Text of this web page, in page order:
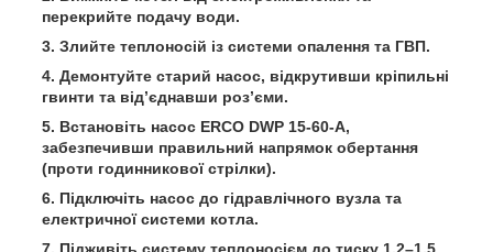
перекрийте подачу води.
Злийте теплоносій із системи опалення та ГВП.
Демонтуйте старий насос, відкрутивши кріпильні
гвинти та від’єднавши роз’єми.
Встановіть насос ERCO DWP 15-60-A,
забезпечивши правильний напрямок обертання
(проти годинникової стрілки).
Підключіть насос до гідравлічного вузла та
електричної системи котла.
Підживіть систему теплоносієм до тиску 1.2–1.5